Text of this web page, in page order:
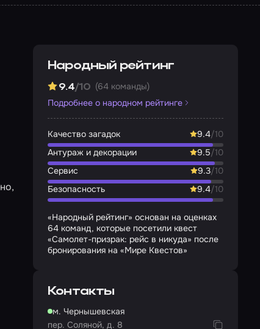
Народный рейтинг
9.4/10 (64 команды)
Подробнее о народном рейтинге
Качество загадок 9.4/10
Антураж и декорации
9.5/10
Сервис
9.3/10
Безопасность
9.4/10
«Народный рейтинг» основан на оценках
64 команд, которые посетили квест
«Самолет-призрак: рейс в никуда» после
бронирования на «Мире Квестов»
Контакты
м. Чернышевская
пер. Соляной, д. 8